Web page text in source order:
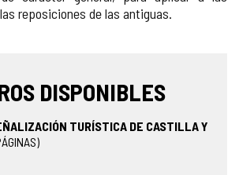
reposiciones de las antiguas.
DISPONIBLES
TURÍSTICA DE CASTILLA Y